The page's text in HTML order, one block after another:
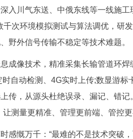
入川气东送、中俄东线等一线施工
次环境模拟测试与算法调优，研
野外信号传输不稳定等技术难题。
像技术，精准采集长输管道环焊
自动检测、4G实时上传;数显游标
传，从源头杜绝误录、漏记、错记
测量更精准、管理更前端、管控更
慨万千：“最难的不是技术突破